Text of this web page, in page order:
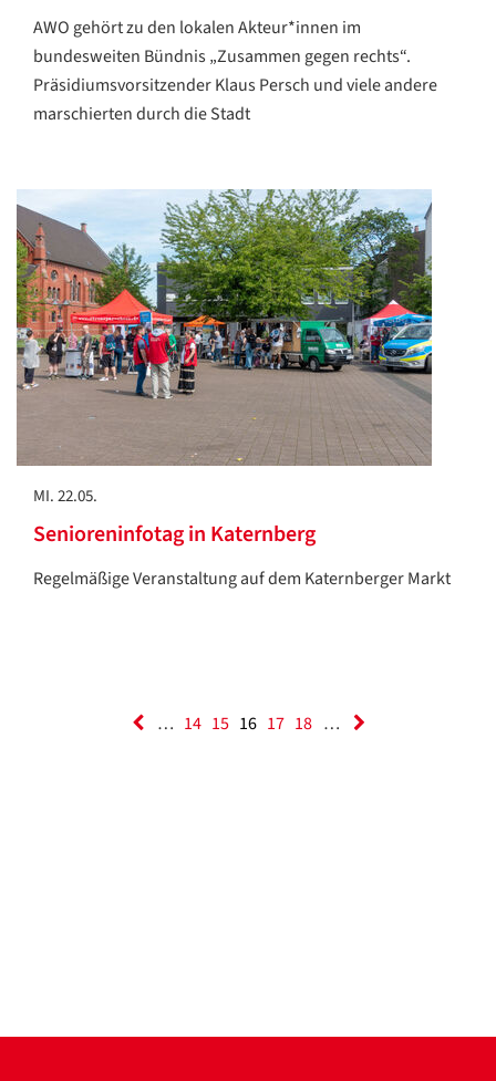
AWO gehört zu den lokalen Akteur*innen im
bundesweiten Bündnis „Zusammen gegen rechts“.
Präsidiumsvorsitzender Klaus Persch und viele andere
marschierten durch die Stadt
MI. 22.05.
Senioreninfotag in Katernberg
Regelmäßige Veranstaltung auf dem Katernberger Markt
… 14 15 16 17 18 …